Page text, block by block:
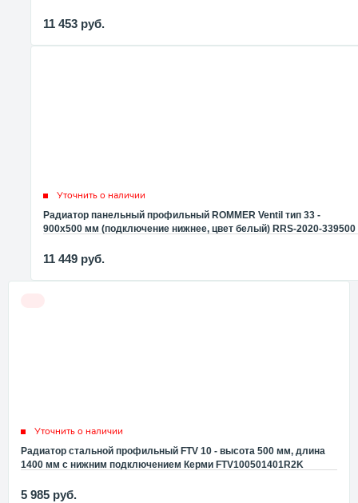
11 453 руб.
Уточнить о наличии
Радиатор панельный профильный ROMMER Ventil тип 33 -
900x500 мм (подключение нижнее, цвет белый) RRS-2020-339500
11 449 руб.
Уточнить о наличии
Радиатор стальной профильный FTV 10 - высота 500 мм, длина
1400 мм с нижним подключением Керми FTV100501401R2K
5 985 руб.